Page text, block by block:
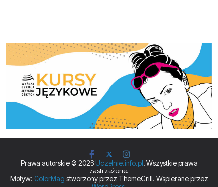
Prawa autorskie © 2026 Uczelnie.info.pl. Wszystkie prawa
zastrzeżone.
Motyw: ColorMag stworzony przez ThemeGrill. Wspierane przez